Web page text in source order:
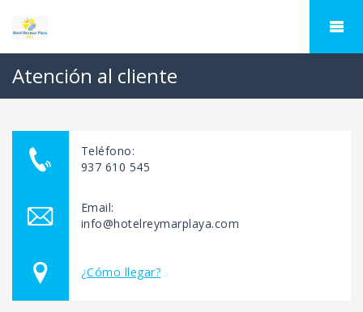
Atención al cliente
Teléfono:
937 610 545
Email:
info@hotelreymarplaya.com
¿Cómo llegar?